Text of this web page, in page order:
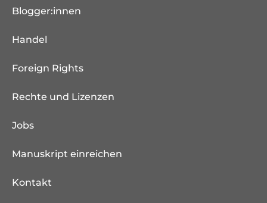
Blogger:innen
Handel
Foreign Rights
Rechte und Lizenzen
Jobs
Manuskript einreichen
Kontakt